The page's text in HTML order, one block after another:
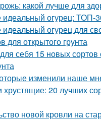
какой лучше для
огурец: ТОП-
огурец для
для открытого грунта
себя 15 новых сортов
изменили наше
хрустящие: 20 лучших
новой кровли на